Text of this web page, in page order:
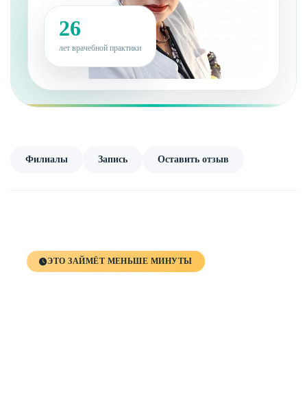
26
лет врачебной практики
Филиалы Запись Оставить отзыв
ЭТО ЗАЙМЁТ МЕНЬШЕ МИНУТЫ